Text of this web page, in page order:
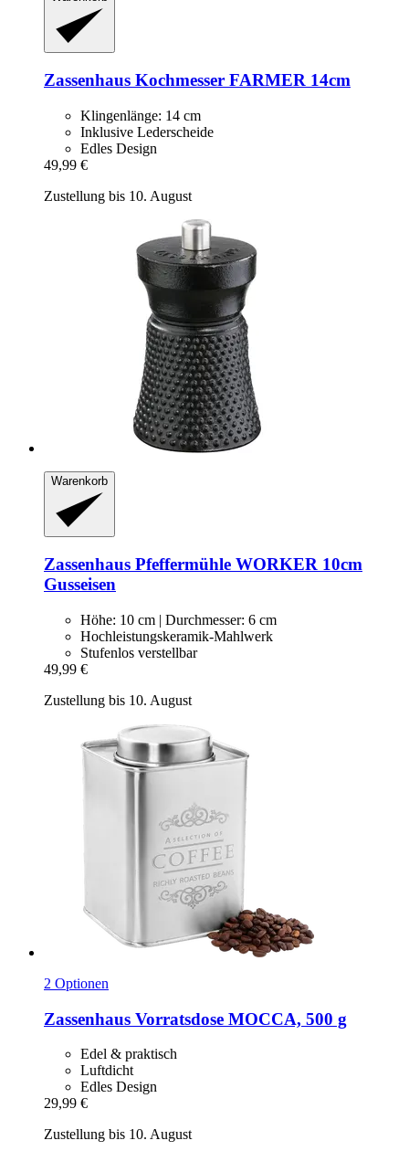
Zassenhaus Kochmesser FARMER 14cm
Klingenlänge: 14 cm
Inklusive Lederscheide
Edles Design
49,99 €
Zustellung bis 10. August
Warenkorb
Zassenhaus Pfeffermühle WORKER 10cm
Gusseisen
Höhe: 10 cm | Durchmesser: 6 cm
Hochleistungskeramik-Mahlwerk
Stufenlos verstellbar
49,99 €
Zustellung bis 10. August
2 Optionen
Zassenhaus Vorratsdose MOCCA, 500 g
Edel & praktisch
Luftdicht
Edles Design
29,99 €
Zustellung bis 10. August